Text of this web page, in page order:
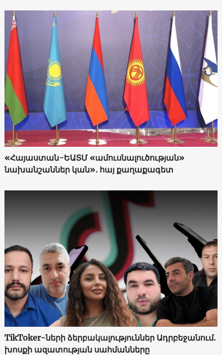
«Հայաստան-ԵԱՏՄ «ամուսնալուծության»
նախանշաններ կան»․ հայ քաղաքագետ
TikToker-ների ձերբակալություններ Ադրբեջանում.
խոսքի ազատության սահմանները